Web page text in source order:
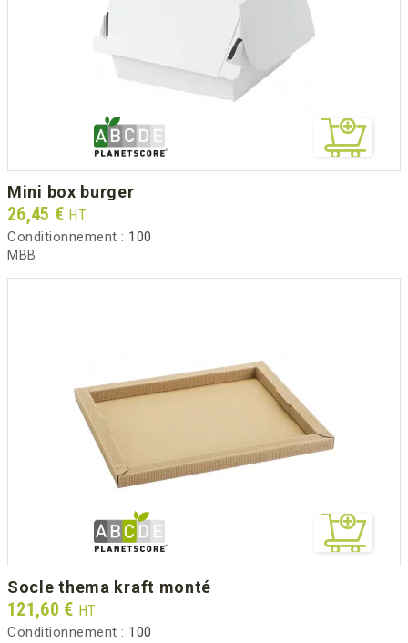
mini box burger
Prix
26,45 € HT
Conditionnement : 100
MBB
socle thema kraft monté
Prix
121,60 € HT
Conditionnement : 100